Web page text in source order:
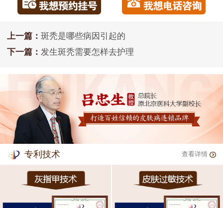
上一篇： 斑秃是哪些病因引起的
下一篇： 发生斑秃需要怎样去护理
专利技术 查看详情